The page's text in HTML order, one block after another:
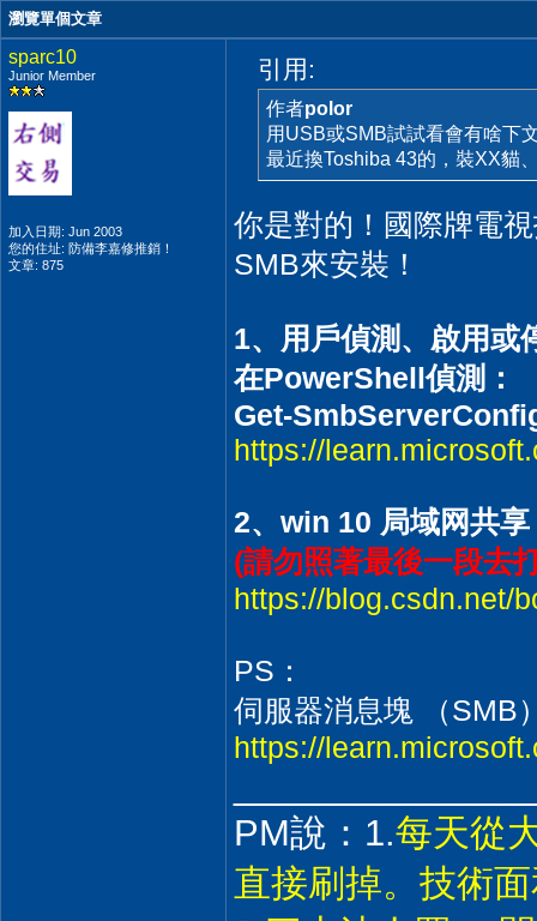
瀏覽單個文章
sparc10
Junior Member
加入日期: Jun 2003
您的住址: 防備李嘉修推銷！
文章: 875
引用:
作者polor
用USB或SMB試試看會有啥下
最近換Toshiba 43的，裝XX貓
你是對的！國際牌電
SMB來安裝！
1、用戶偵測、啟用或
在PowerShell偵測：
Get-
https://
2、win 10 局域网共
(請勿照著最後一段去
https://blog.csdn.net/
PS：
伺服器消息塊 （SMB
https://
PM說：1.每天從
直接刷掉。技術